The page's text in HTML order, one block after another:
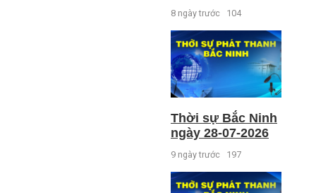
8 ngày trước 104
Thời sự Bắc Ninh
ngày 28-07-2026
9 ngày trước 197